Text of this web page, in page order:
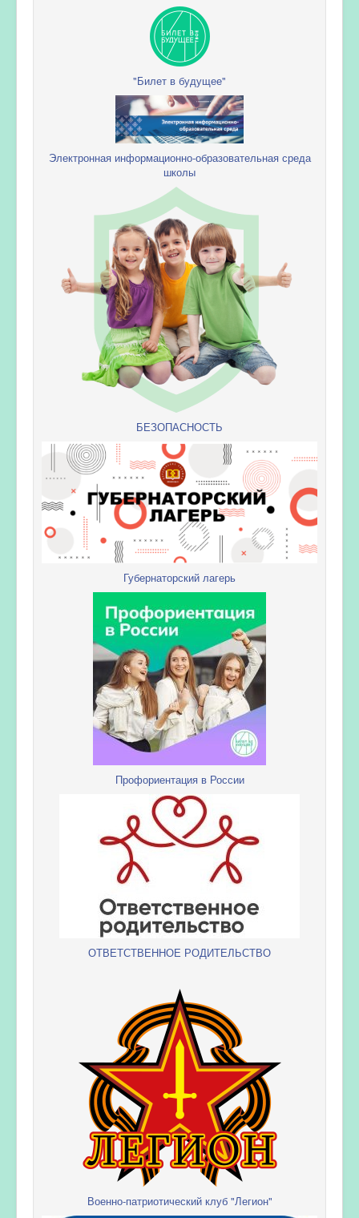
"Билет в будущее"
Электронная информационно-образовательная среда
школы
БЕЗОПАСНОСТЬ
Губернаторский лагерь
Профориентация в России
ОТВЕТСТВЕННОЕ РОДИТЕЛЬСТВО
Военно-патриотический клуб "Легион"